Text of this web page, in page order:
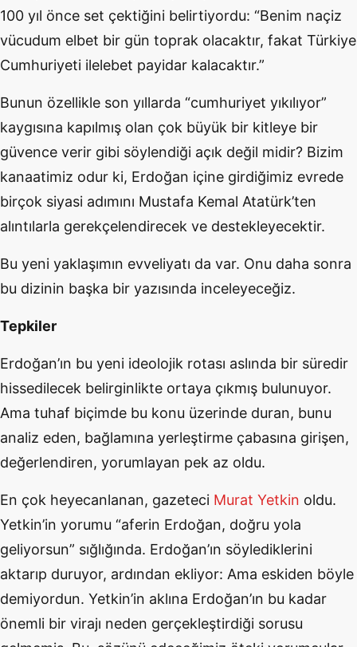
100 yıl önce set çektiğini belirtiyordu: “Benim naçiz
vücudum elbet bir gün toprak olacaktır, fakat Türkiye
Cumhuriyeti ilelebet payidar kalacaktır.”
Bunun özellikle son yıllarda “cumhuriyet yıkılıyor”
kaygısına kapılmış olan çok büyük bir kitleye bir
güvence verir gibi söylendiği açık değil midir? Bizim
kanaatimiz odur ki, Erdoğan içine girdiğimiz evrede
birçok siyasi adımını Mustafa Kemal Atatürk’ten
alıntılarla gerekçelendirecek ve destekleyecektir.
Bu yeni yaklaşımın evveliyatı da var. Onu daha sonra
bu dizinin başka bir yazısında inceleyeceğiz.
Tepkiler
Erdoğan’ın bu yeni ideolojik rotası aslında bir süredir
hissedilecek belirginlikte ortaya çıkmış bulunuyor.
Ama tuhaf biçimde bu konu üzerinde duran, bunu
analiz eden, bağlamına yerleştirme çabasına girişen,
değerlendiren, yorumlayan pek az oldu.
En çok heyecanlanan, gazeteci Murat Yetkin oldu.
Yetkin’in yorumu “aferin Erdoğan, doğru yola
geliyorsun” sığlığında. Erdoğan’ın söylediklerini
aktarıp duruyor, ardından ekliyor: Ama eskiden böyle
demiyordun. Yetkin’in aklına Erdoğan’ın bu kadar
önemli bir virajı neden gerçekleştirdiği sorusu